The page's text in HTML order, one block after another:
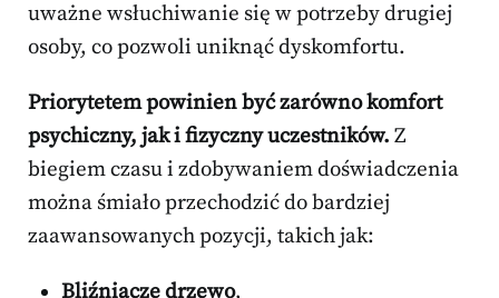
uważne wsłuchiwanie się w potrzeby drugiej
osoby, co pozwoli uniknąć dyskomfortu.
Priorytetem powinien być zarówno komfort
psychiczny, jak i fizyczny uczestników. Z
biegiem czasu i zdobywaniem doświadczenia
można śmiało przechodzić do bardziej
zaawansowanych pozycji, takich jak:
Bliźniacze drzewo,